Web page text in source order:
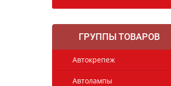
ГРУППЫ ТОВАРОВ
Автокрепеж
Автолампы